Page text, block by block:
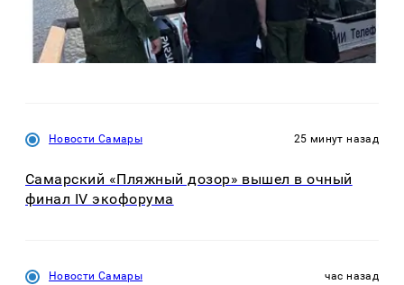
Новости Самары 25 минут назад
Самарский «Пляжный дозор» вышел в очный
финал IV экофорума
Новости Самары час назад